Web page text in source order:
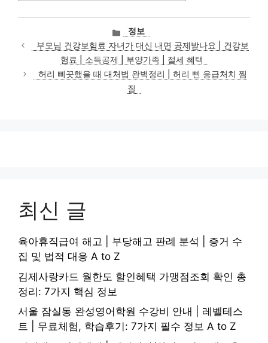
카
테
고
리
정보
부모님 건강보험료 자녀가 대신 내면 공제받나요 | 건강보
험료 | 소득공제 | 부양가족 | 절세 혜택
허리 삐끗했을 때 대처법 완벽정리 | 허리 삔 응급처치 찜
질
최신 글
육아휴직급여 해고 | 부당해고 판례 분석 | 증거 수
집 및 법적 대응 A to Z
김제사랑카드 월한도 할인혜택 가맹점조회 확인 총
정리: 7가지 핵심 정보
서울 잠실동 완성영어학원 수강비 안내 | 레벨테스
트 | 무료체험, 학습후기: 7가지 필수 정보 A to Z